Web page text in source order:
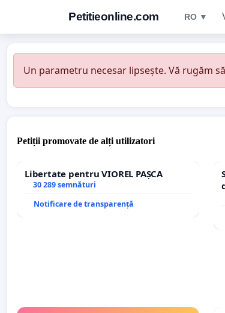
Petitieonline.com RO ▼
Un parametru necesar lipsește. Vă rugăm
Petiții promovate de alți utilizatori
Libertate pentru VIOREL PAȘCA
30 289 semnături
Notificare de transparență